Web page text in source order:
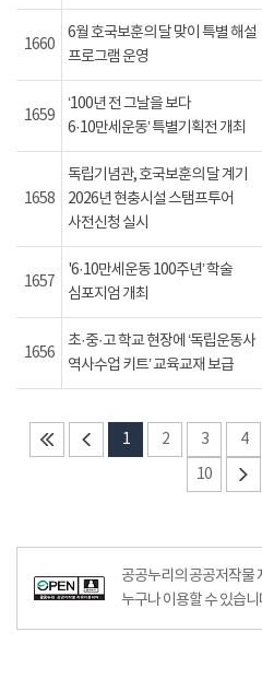
1660
6월 호국보훈의 달 맞이 특별 해설
프로그램 운영
1659
‘100년 전 그날을 보다
6·10만세운동’ 특별기획전 개최
1658
독립기념관, 호국보훈의 달 계기
2026년 현충시설 스탬프투어
사전신청 실시
1657
'6·10만세운동 100주년’ 학술
심포지엄 개최
1656
초·중·고 학교 현장에 ‘독립운동사
역사수업 키트’ 교육교재 보급
1 2 3 4
10
공공누리의 공공저작물
누구나 이용할 수 있습니